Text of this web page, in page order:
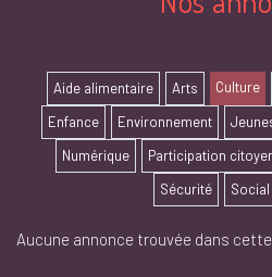
Aide alimentaire Arts Culture
Enfance
Environnement
Numérique
Participation
Sécurité
Social
Aucune annonce trouvée dans